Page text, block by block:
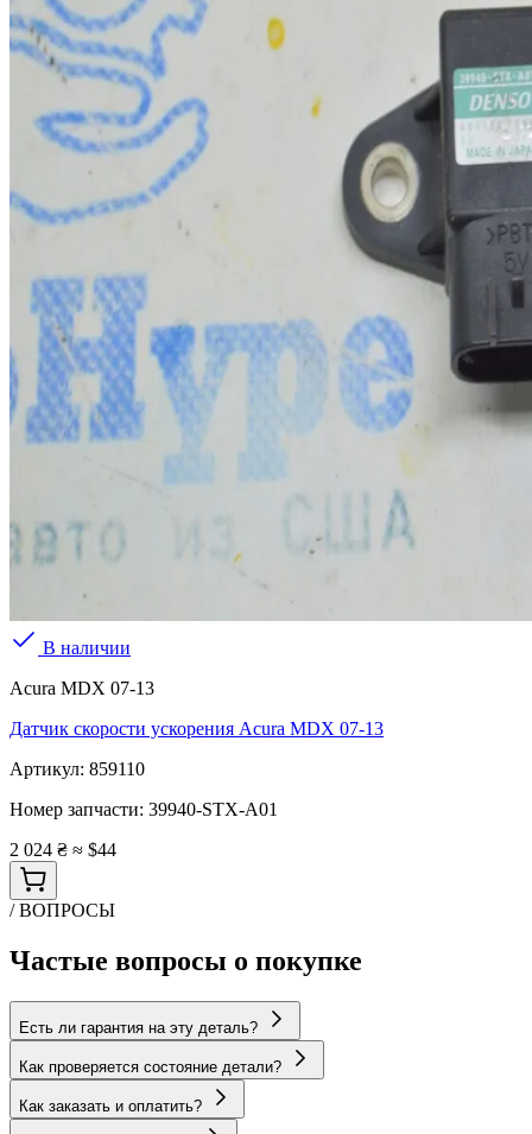
В наличии
Acura MDX 07-13
Датчик скорости ускорения Acura MDX 07-13
Артикул: 859110
Номер запчасти: 39940-STX-A01
2 024 ₴ ≈ $44
/ ВОПРОСЫ
Частые вопросы о покупке
Есть ли гарантия на эту деталь?
Как проверяется состояние детали?
Как заказать и оплатить?